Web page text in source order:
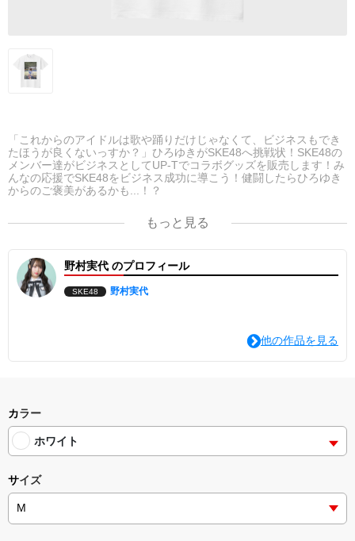
「これからのアイドルは歌や踊りだけじゃなくて、ビジネスもでき
たほうが良くないっすか？」ひろゆきがSKE48へ挑戦状！SKE48の
メンバー達がビジネスとしてUP-Tでコラボグッズを販売します！み
んなの応援でSKE48をビジネス成功に導こう！健闘したらひろゆき
からのご褒美があるかも...！？
もっと見る
野村実代 のプロフィール
SKE48 野村実代
他の作品を見る
カラー
ホワイト
サイズ